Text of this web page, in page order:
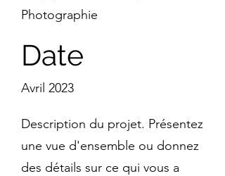
Photographie
Date
Avril 2023
Description du projet. Présentez
une vue d'ensemble ou donnez
des détails sur ce qui vous a